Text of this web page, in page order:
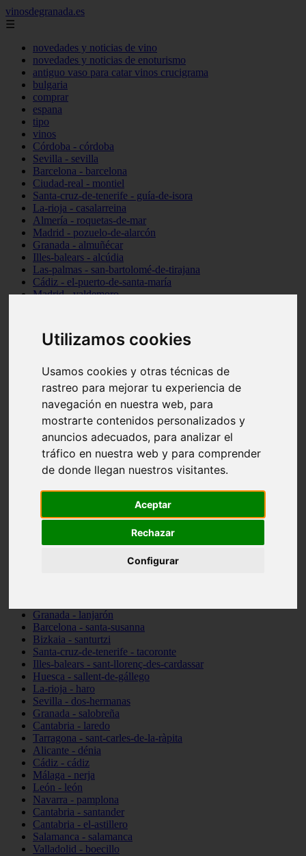
Utilizamos cookies
Usamos cookies y otras técnicas de
rastreo para mejorar tu experiencia de
navegación en nuestra web, para
mostrarte contenidos personalizados y
anuncios adecuados, para analizar el
tráfico en nuestra web y para comprender
de donde llegan nuestros visitantes.
Aceptar
Rechazar
Configurar
vinosdegranada.es
☰
novedades y noticias de vino
novedades y noticias de enoturismo
antiguo vaso para catar vinos crucigrama
bulgaria
comprar
espana
tipo
vinos
Córdoba - córdoba
Sevilla - sevilla
Barcelona - barcelona
Ciudad-real - montiel
Santa-cruz-de-tenerife - guía-de-isora
La-rioja - casalarreina
Almería - roquetas-de-mar
Madrid - pozuelo-de-alarcón
Granada - almuñécar
Illes-balears - alcúdia
Las-palmas - san-bartolomé-de-tirajana
Cádiz - el-puerto-de-santa-maría
Madrid - valdemoro
Cantabria - suances
Sevilla - bormujos
Málaga - júzcar
Huesca - alquézar
Huesca - castejón-de-sos
Lleida - alt-àneu
Córdoba - almedinilla
Navarra - zangoza
Cantabria - arenas-de-iguña
Barcelona - la-pobla-de-lillet
Murcia - cartagena
Madrid - nuevo-baztán
Granada - lanjarón
Barcelona - santa-susanna
Bizkaia - santurtzi
Santa-cruz-de-tenerife - tacoronte
Illes-balears - sant-llorenç-des-cardassar
Huesca - sallent-de-gállego
La-rioja - haro
Sevilla - dos-hermanas
Granada - salobreña
Cantabria - laredo
Tarragona - sant-carles-de-la-ràpita
Alicante - dénia
Cádiz - cádiz
Málaga - nerja
León - león
Navarra - pamplona
Cantabria - santander
Cantabria - el-astillero
Salamanca - salamanca
Valladolid - boecillo